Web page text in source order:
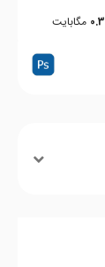
0.3 مگابایت